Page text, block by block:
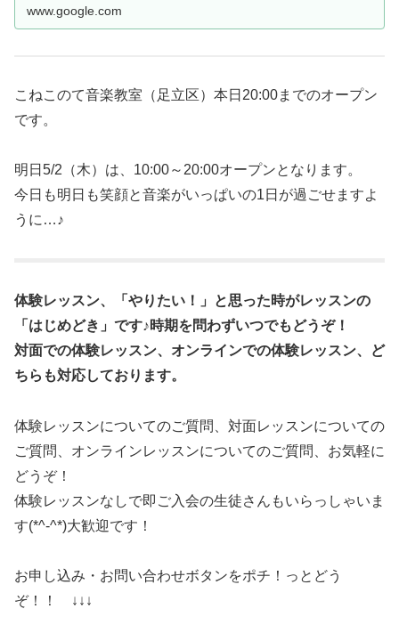
www.google.com
こねこのて音楽教室（足立区）本日20:00までのオープン
です。
明日5/2（木）は、10:00～20:00オープンとなります。
今日も明日も笑顔と音楽がいっぱいの1日が過ごせますよ
うに…♪
体験レッスン、「やりたい！」と思った時がレッスンの
「はじめどき」です♪時期を問わずいつでもどうぞ！
対面での体験レッスン、オンラインでの体験レッスン、ど
ちらも対応しております。
体験レッスンについてのご質問、対面レッスンについての
ご質問、オンラインレッスンについてのご質問、お気軽に
どうぞ！
体験レッスンなしで即ご入会の生徒さんもいらっしゃいま
す(*^-^*)大歓迎です！
お申し込み・お問い合わせボタンをポチ！っとどう
ぞ！！ ↓↓↓